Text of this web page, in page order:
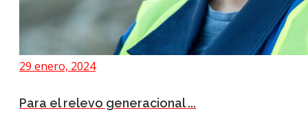
29 enero, 2024
Para el relevo generacional ...